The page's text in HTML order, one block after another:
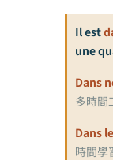
Il est
une
Dans
多時間
Dans
時間學